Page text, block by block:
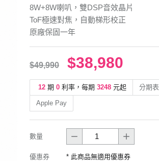
8W+8W喇叭，雙DSP音效晶片
ToF極速對焦，自動梯形校正
原廠保固一年
$49,990 $38,980
12 期 0 利率，每期 3248 元起 分期表
Apple Pay
數量
優惠券 * 此商品無適用優惠券